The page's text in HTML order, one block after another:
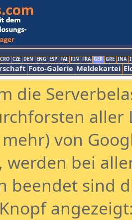
CRO CZE DEN ENG ESP FAI FIN FRA GER GRE INA
Foto-Galerie Meldekartei
die
aller
von
werden bei
beendet sind